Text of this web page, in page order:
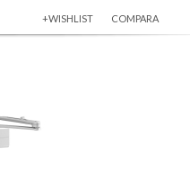
+WISHLIST COMPARA